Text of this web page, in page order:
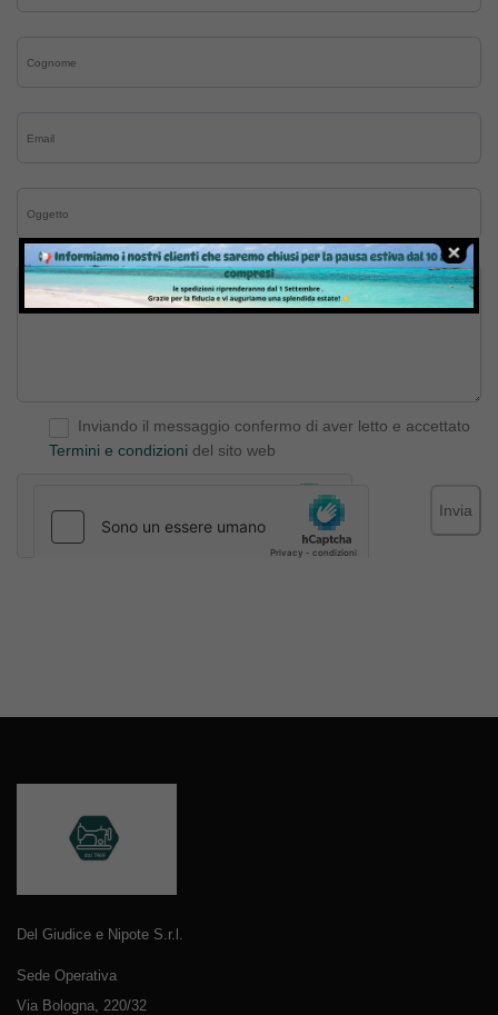
Inviando il messaggio confermo di aver letto e accettato
Termini e condizioni del sito web
Invia
Del Giudice e Nipote S.r.l.
Sede Operativa
Via Bologna, 220/32